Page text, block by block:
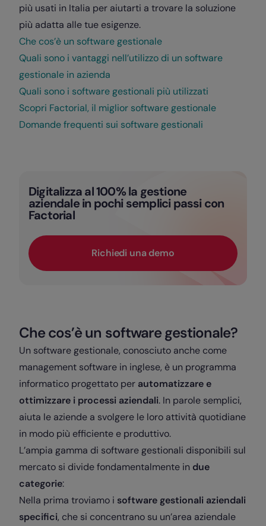
più usati in Italia per aiutarti a trovare la soluzione
più adatta alle tue esigenze.
Che cos’è un software gestionale
Quali sono i vantaggi nell’utilizzo di un software
gestionale in azienda
Quali sono i software gestionali più utilizzati
Scopri Factorial, il miglior software gestionale
Domande frequenti sui software gestionali
Digitalizza al 100% la gestione
aziendale in pochi semplici passi con
Factorial
Richiedi una demo
Che cos’è un software gestionale?
Un software gestionale, conosciuto anche come
management software in inglese, è un programma
informatico progettato per automatizzare e
ottimizzare i processi aziendali. In parole semplici,
aiuta le aziende a svolgere le loro attività quotidiane
in modo più efficiente e produttivo.
L’ampia gamma di software gestionali disponibili sul
mercato si divide fondamentalmente in due
categorie:
Nella prima troviamo i software gestionali aziendali
specifici, che si concentrano su un’area aziendale